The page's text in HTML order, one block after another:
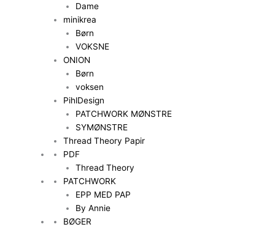
Dame
minikrea
Børn
VOKSNE
ONION
Børn
voksen
PihlDesign
PATCHWORK MØNSTRE
SYMØNSTRE
Thread Theory Papir
PDF
Thread Theory
PATCHWORK
EPP MED PAP
By Annie
BØGER